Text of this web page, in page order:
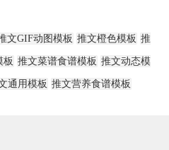
文GIF动图模板 推文橙色模板 推
板 推文菜谱食谱模板 推文动态模
通用模板 推文营养食谱模板